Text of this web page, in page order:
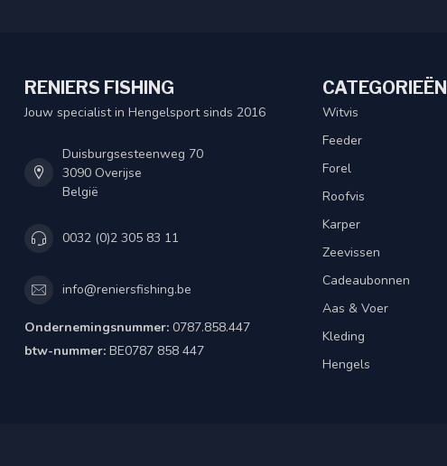
RENIERS FISHING
Jouw specialist in Hengelsport sinds 2016
Duisburgsesteenweg 70
3090 Overijse
België
0032 (0)2 305 83 11
info@reniersfishing.be
Ondernemingsnummer: 0787.858.447
btw-nummer: BE0787 858 447
CATEGORIEËN
Witvis
Feeder
Forel
Roofvis
Karper
Zeevissen
Cadeaubonnen
Aas & Voer
Kleding
Hengels